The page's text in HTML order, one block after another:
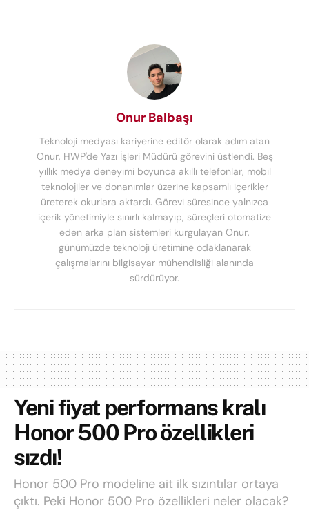
Onur Balbaşı
Teknoloji medyası kariyerine editör olarak adım atan
Onur, HWP'de Yazı İşleri Müdürü görevini üstlendi. Beş
yıllık medya deneyimi boyunca akıllı telefonlar, mobil
teknolojiler ve donanımlar üzerine kapsamlı içerikler
üreterek okurlara aktardı. Görevi süresince yalnızca
içerik yönetimiyle sınırlı kalmayıp, süreçleri otomatize
eden arka plan sistemleri kurgulayan Onur,
günümüzde teknoloji üretimine odaklanarak
çalışmalarını bilgisayar mühendisliği alanında
sürdürüyor.
Yeni fiyat performans kralı
Honor 500 Pro özellikleri
sızdı!
Honor 500 Pro modeline ait ilk sızıntılar ortaya
çıktı. Peki Honor 500 Pro özellikleri neler olacak?